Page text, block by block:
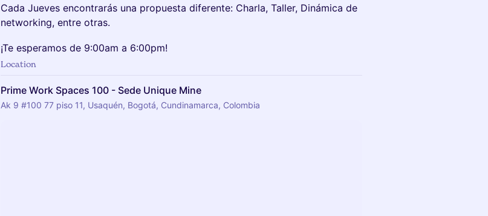
Cada Jueves encontrarás una propuesta diferente: Charla, Taller, Dinámica de
networking, entre otras.
¡Te esperamos de 9:00am a 6:00pm!
Location
Prime Work Spaces 100 - Sede Unique Mine
Ak 9 #100 77 piso 11, Usaquén, Bogotá, Cundinamarca, Colombia